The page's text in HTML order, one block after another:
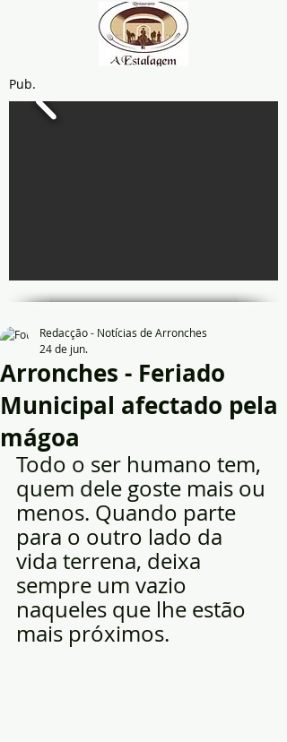
Pub.
Arronches - Feriado
Municipal afectado pela
mágoa
Redacção - Notícias de Arronches
24 de jun.
Todo o ser humano tem,
quem dele goste mais ou
menos. Quando parte
para o outro lado da
vida terrena, deixa
sempre um vazio
naqueles que lhe estão
mais próximos.